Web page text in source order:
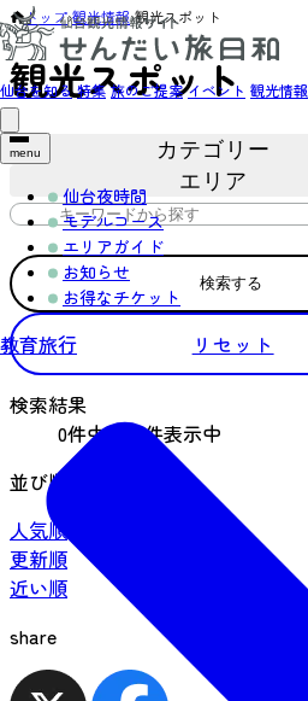
仙台を知る 特集 旅のご提案 イベント 観光情報
menu
仙台夜時間
モデルコース
エリアガイド
お知らせ
お得なチケット
教育旅行
トップ›観光情報›観光スポット
観光スポット
カテゴリー
エリア
検索する
リセット
検索結果
0件中0～0件表示中
並び順
人気順
更新順
近い順
share